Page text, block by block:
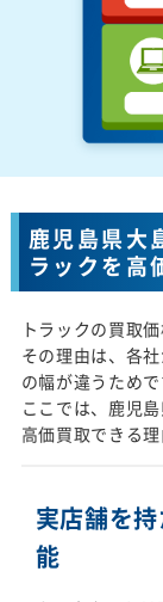
鹿児島県大
ラックを高
トラックの買取
その理由は、各
の幅が違うためで
ここでは、鹿児
高価買取できる
実店舗を
能